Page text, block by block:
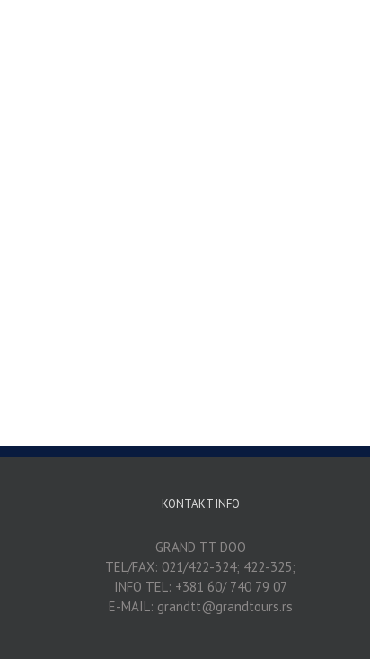
KONTAKT INFO
GRAND TT DOO
TEL/FAX: 021/422-324; 422-325;
INFO TEL: +381 60/ 740 79 07
E-MAIL: grandtt@grandtours.rs